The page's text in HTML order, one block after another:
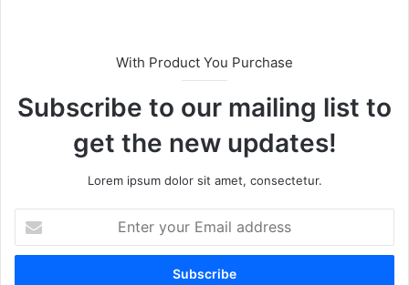
With Product You Purchase
Subscribe to our mailing list to
get the new updates!
Lorem ipsum dolor sit amet, consectetur.
t